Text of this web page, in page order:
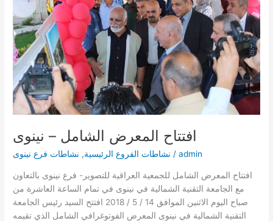
افتتاح المعرض الشامل – نينوى
نشاطات الفروع الرئيسية, نشاطات فرع نينوى /admin
افتتاح المعرض الشامل للجمعية العراقية للتصوير- فرع نينوى بالتعاون
مع الجامعة التقنية الشمالية في نينوى في تمام الساعة العاشرة من
صباح اليوم الاثنين الموافق 14 / 5 / 2018 افتتح السيد رئيس الجامعة
التقنية الشمالية في نينوى المعرض الفوتوغرافي الشامل الذي تقيمه